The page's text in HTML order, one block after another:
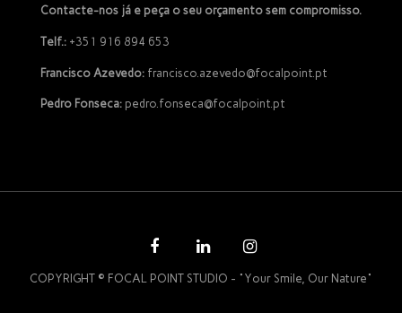
Contacte-nos já e peça o seu orçamento sem compromisso.
Telf.:+351 916 894 653
Francisco Azevedo:francisco.azevedo@focalpoint.pt
Pedro Fonseca:pedro.fonseca@focalpoint.pt
COPYRIGHT © FOCAL POINT STUDIO - "Your Smile, Our Nature"